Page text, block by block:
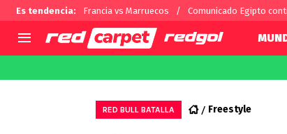
Es tendencia: Francia vs Marruecos Comunicado Egipto
Selección Chilena
RED BULL BATALLA Freestyle